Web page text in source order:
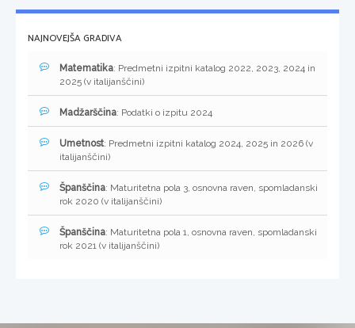
NAJNOVEJŠA GRADIVA
Matematika: Predmetni izpitni katalog 2022, 2023, 2024 in
2025 (v italijanščini)
Madžarščina: Podatki o izpitu 2024
Umetnost: Predmetni izpitni katalog 2024, 2025 in 2026 (v
italijanščini)
Španščina: Maturitetna pola 3, osnovna raven, spomladanski
rok 2020 (v italijanščini)
Španščina: Maturitetna pola 1, osnovna raven, spomladanski
rok 2021 (v italijanščini)